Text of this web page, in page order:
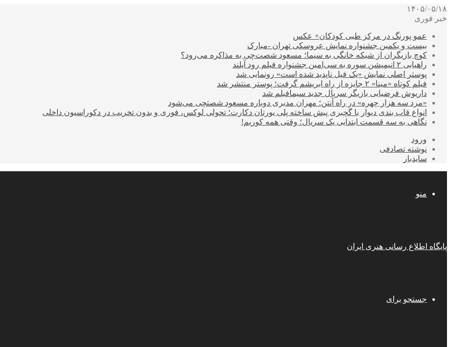
۱۴۰۵/۰۵/۱۸
خبر فوری
عمو پورنگ در مرکز طبی کودکان+ عکس
بیست و یکمین جشنواره نمایش عروسکی تهران -مبارک
کوچ بازیگران از شبکه خانگی به سیما؛ مسعود شصت‌چی به مذاکره می‌رود؟
راهیابی ۲ انیمیشن سوره به سی‌امین جشنواره فیلم رود آیلند
پوستر اصلی نمایش «یک فیل ناپدید شده است» رونمایی شد
فیلم کوتاه «مینا» ۲ جایزه از راه ابریشم گرفت؛ پوستر منتشر شد
داریوش فرضیایی بازیگر سریال جدید سیمافیلم شد
«مرد سه هزار چهره» در راه آنتن؛ مهران مدیری دوباره مسعود شصتچی می‌شود
انواع قاب بندی دیوار با گچبری پیش ساخته پلی یورتان دکارت؛ تحولی لوکس، فوری و بدون تخریب در دکوراسیون داخلی
نگاهی به سه قسمت ابتدایی یک سریال؛ وقتی همه کوریم!
ورود
نوشته تصادفی
سایدبار
منو
پایگاه اطلاع رسانی هنری ایران
جستجو برای